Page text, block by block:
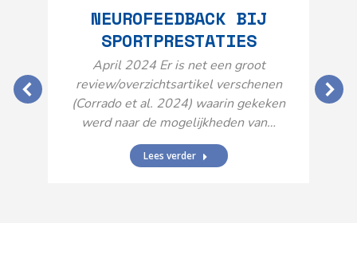
NEUROFEEDBACK BIJ
SPORTPRESTATIES
April 2024 Er is net een groot
review/overzichtsartikel verschenen
(Corrado et al. 2024) waarin gekeken
werd naar de mogelijkheden van…
Lees verder